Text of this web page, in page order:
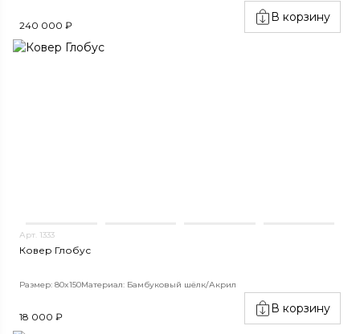
240 000 ₽
В корзину
Арт. 1333
Ковер Глобус
Размер: 80x150Материал: Бамбуковый шёлк/Акрил
18 000 ₽
В корзину